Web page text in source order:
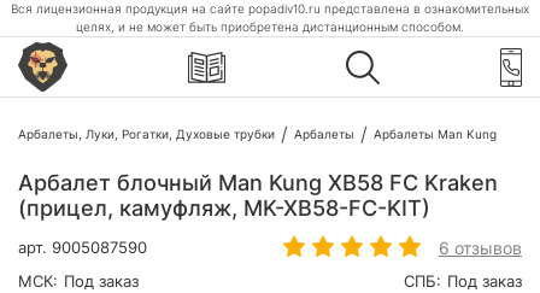
Вся лицензионная продукция на сайте popadiv10.ru представлена в ознакомительных
целях, и не может быть приобретена дистанционным способом.
Арбалеты, Луки, Рогатки, Духовые трубки Арбалеты Арбалеты Man Kung
Арбалет блочный Man Kung XB58 FC Kraken
(прицел, камуфляж, MK-XB58-FC-KIT)
арт. 9005087590 6 отзывов
МСК: Под заказ СПБ: Под заказ